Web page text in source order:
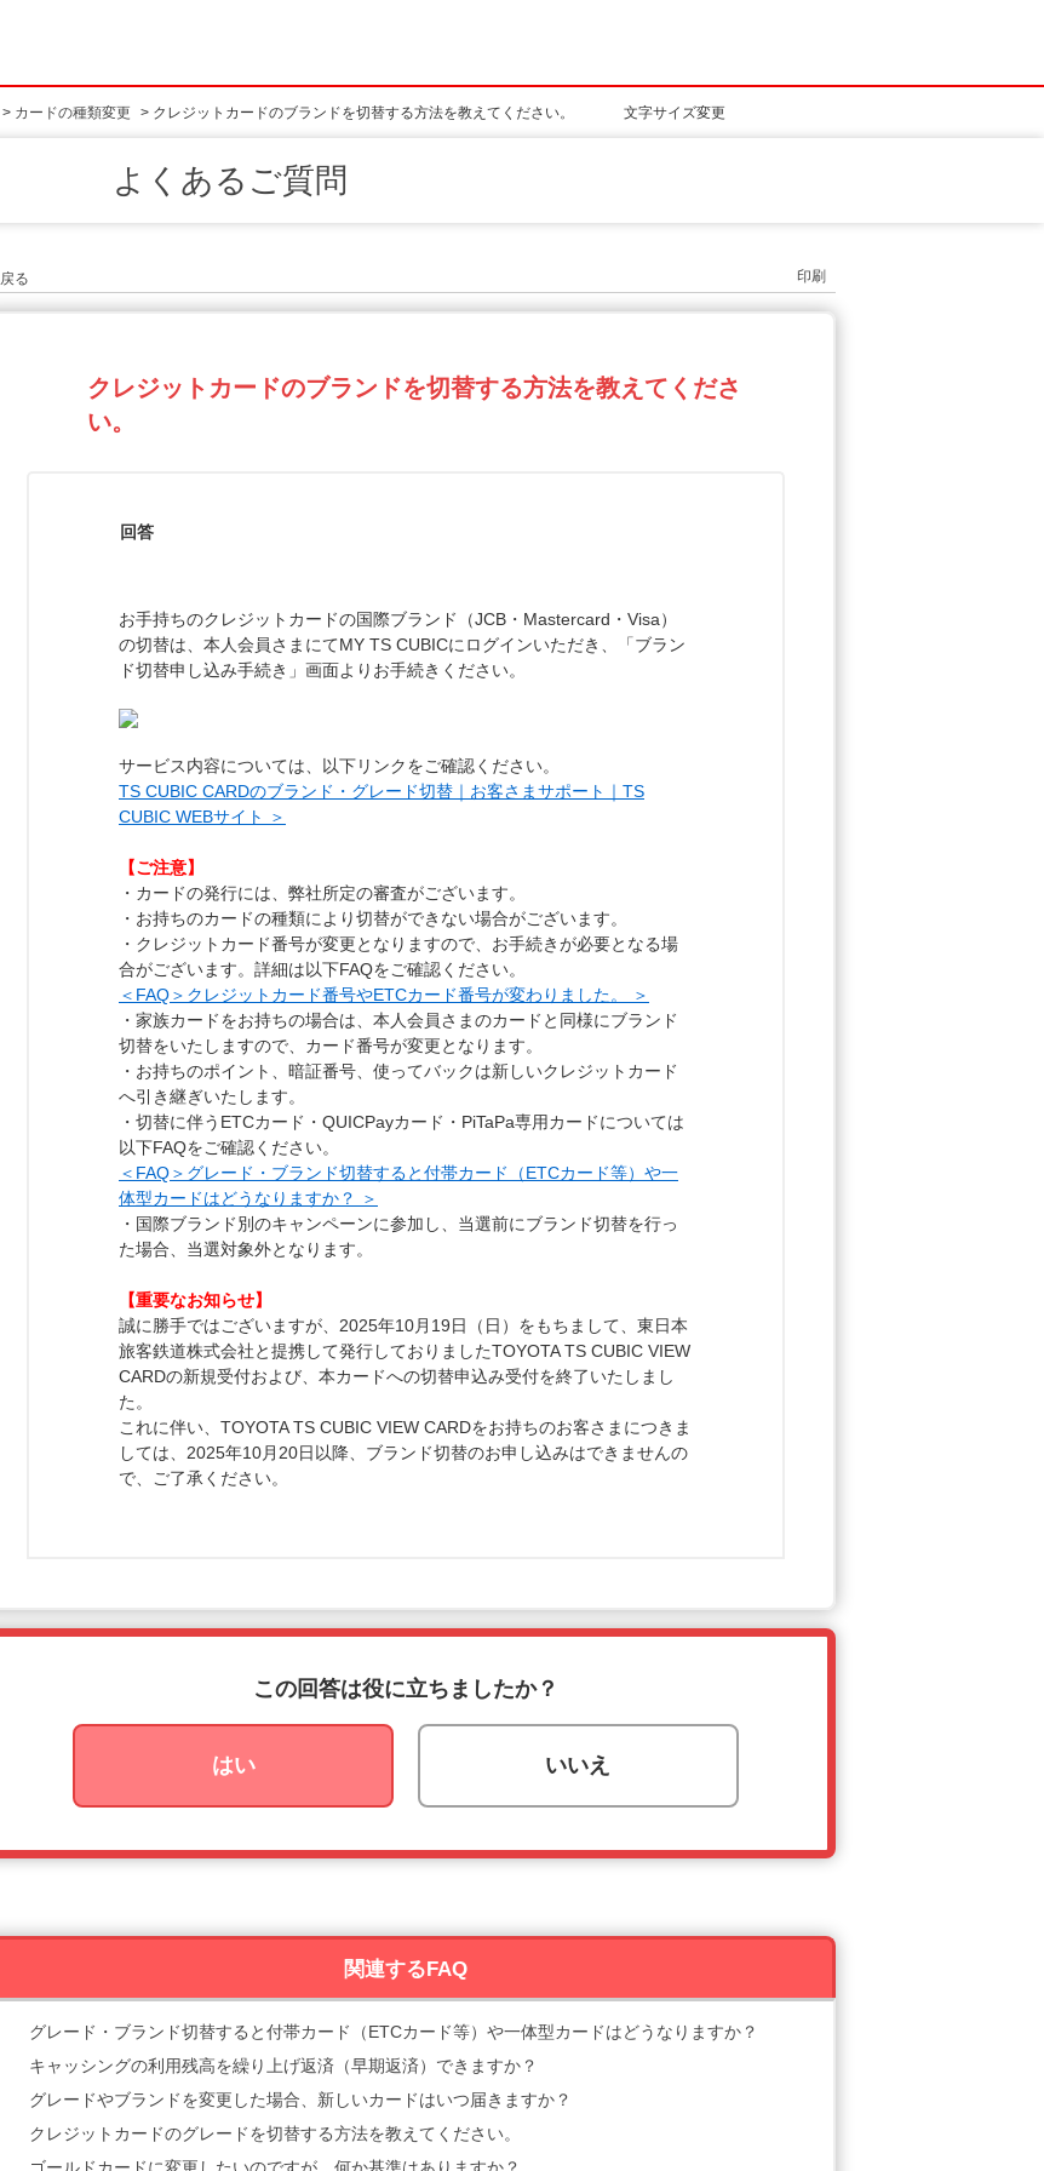
文字サイズ変更
> カードの種類変更 > クレジットカードのブランドを切替する方法を教えてください。
よくあるご質問
戻る 印刷
クレジットカードのブランドを切替する方法を教えてくださ
い。
回答
お手持ちのクレジットカードの国際ブランド（JCB・Mastercard・Visa）
の切替は、本人会員さまにてMY TS CUBICにログインいただき、「ブラン
ド切替申し込み手続き」画面よりお手続きください。
サービス内容については、以下リンクをご確認ください。
TS CUBIC CARDのブランド・グレード切替｜お客さまサポート｜TS
CUBIC WEBサイト ＞
【ご注意】
・カードの発行には、弊社所定の審査がございます。
・お持ちのカードの種類により切替ができない場合がございます。
・クレジットカード番号が変更となりますので、お手続きが必要となる場
合がございます。詳細は以下FAQをご確認ください。
＜FAQ＞クレジットカード番号やETCカード番号が変わりました。 ＞
・家族カードをお持ちの場合は、本人会員さまのカードと同様にブランド
切替をいたしますので、カード番号が変更となります。
・お持ちのポイント、暗証番号、使ってバックは新しいクレジットカード
へ引き継ぎいたします。
・切替に伴うETCカード・QUICPayカード・PiTaPa専用カードについては
以下FAQをご確認ください。
＜FAQ＞グレード・ブランド切替すると付帯カード（ETCカード等）や一
体型カードはどうなりますか？ ＞
・国際ブランド別のキャンペーンに参加し、当選前にブランド切替を行っ
た場合、当選対象外となります。
【重要なお知らせ】
誠に勝手ではございますが、2025年10月19日（日）をもちまして、東日本
旅客鉄道株式会社と提携して発行しておりましたTOYOTA TS CUBIC VIEW
CARDの新規受付および、本カードへの切替申込み受付を終了いたしまし
た。
これに伴い、TOYOTA TS CUBIC VIEW CARDをお持ちのお客さまにつきま
しては、2025年10月20日以降、ブランド切替のお申し込みはできませんの
で、ご了承ください。
この回答は役に立ちましたか？
はい いいえ
関連するFAQ
グレード・ブランド切替すると付帯カード（ETCカード等）や一体型カードはどうなりますか？
キャッシングの利用残高を繰り上げ返済（早期返済）できますか？
グレードやブランドを変更した場合、新しいカードはいつ届きますか？
クレジットカードのグレードを切替する方法を教えてください。